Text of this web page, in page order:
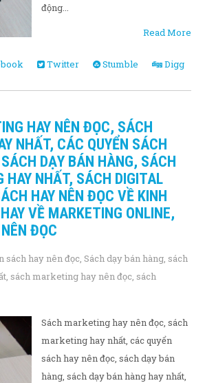
động...
Read More
Twitter Stumble Digg
HAY NÊN ĐỌC, SÁCH
NHẤT, CÁC QUYỂN SÁCH
DẠY BÁN HÀNG, SÁCH
HAY NHẤT, SÁCH DIGITAL
HAY NÊN ĐỌC VỀ KINH
VỀ MARKETING ONLINE,
ĐỌC
sách hay nên đọc Sách dạy bán hàng sách
sách marketing hay nên đọc sách
Sách marketing hay nên đọc, sách
marketing hay nhất, các quyển
sách hay nên đọc, sách dạy bán
hàng, sách dạy bán hàng hay nhất,